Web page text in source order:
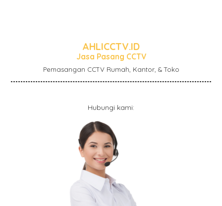
AHLICCTV.ID
Jasa Pasang CCTV
Pemasangan CCTV Rumah, Kantor, & Toko
Hubungi kami: